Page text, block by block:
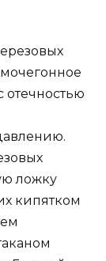
отечностью
ложку
кипятком